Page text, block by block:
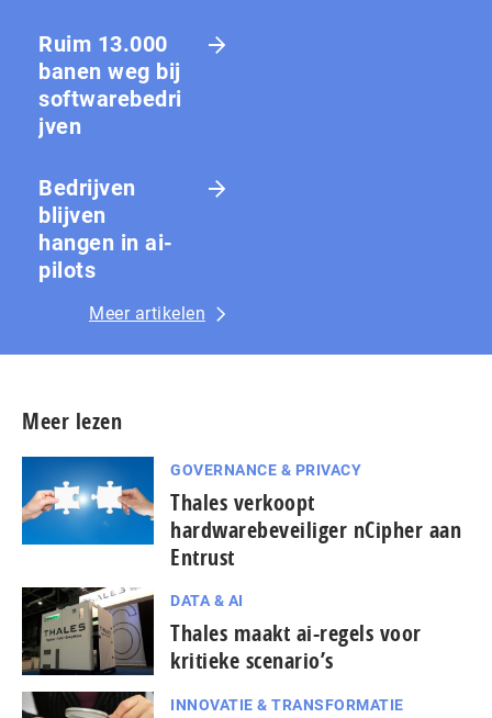
Ruim 13.000
banen weg bij
softwarebedri
jven
Bedrijven
blijven
hangen in ai-
pilots
Meer artikelen
Meer lezen
GOVERNANCE & PRIVACY
Thales verkoopt
hardwarebeveiliger nCipher aan
Entrust
DATA & AI
Thales maakt ai-regels voor
kritieke scenario’s
INNOVATIE & TRANSFORMATIE